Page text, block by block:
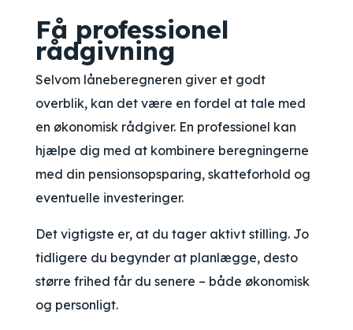
Få professionel
rådgivning
Selvom låneberegneren giver et godt
overblik, kan det være en fordel at tale med
en økonomisk rådgiver. En professionel kan
hjælpe dig med at kombinere beregningerne
med din pensionsopsparing, skatteforhold og
eventuelle investeringer.
Det vigtigste er, at du tager aktivt stilling. Jo
tidligere du begynder at planlægge, desto
større frihed får du senere – både økonomisk
og personligt.